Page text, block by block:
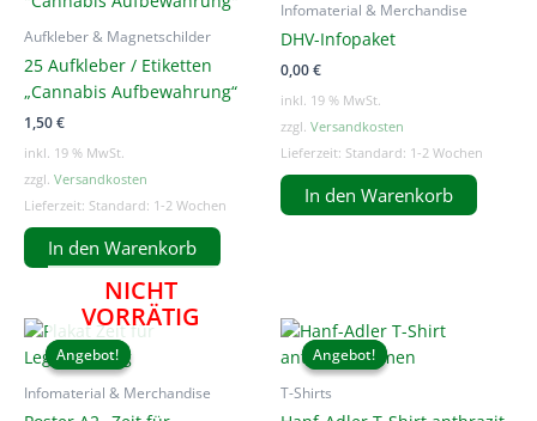
Aufkleber & Magnetschilder
25 Aufkleber / Etiketten
„Cannabis Aufbewahrung“
1,50€
inkl. 19 % MwSt.
zzgl. Versandkosten
Lieferzeit: Standard: 1-2 Wochen
In den Warenkorb
Infomaterial & Merchandise
DHV-Infopaket
0,00€
inkl. 19 % MwSt.
zzgl. Versandkosten
Lieferzeit: Standard: 1-2 Wochen
In den Warenkorb
Angebot!
NICHT
VORRÄTIG
Angebot!
Infomaterial & Merchandise
Angebot!
Angebot!
T-Shirts